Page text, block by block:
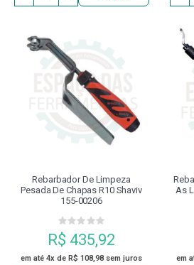
Rebarbador De Limpeza
Pesada De Chapas R10 Shaviv
155-00206
R$ 435,92
em até 4x de R$ 108,98 sem juros
As
em